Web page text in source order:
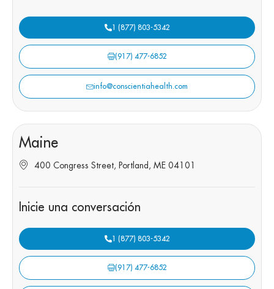
1 (877) 803-5342
(917) 477-6852
info@conscientiahealth.com
Maine
400 Congress Street, Portland, ME 04101
Inicie una conversación
1 (877) 803-5342
(917) 477-6852